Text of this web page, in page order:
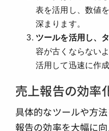
表を活用し、数値
深まります。
ツールを活用し、
容が古くならない
活用して迅速に作
売上報告の効率
具体的なツールや方
報告の効率を大幅に